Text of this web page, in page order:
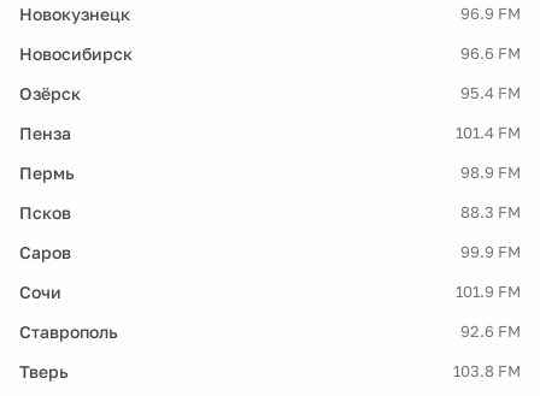
Новокузнецк 96.9 FM
Новосибирск 96.6 FM
Озёрск 95.4 FM
Пенза 101.4 FM
Пермь 98.9 FM
Псков 88.3 FM
Саров 99.9 FM
Сочи 101.9 FM
Ставрополь 92.6 FM
Тверь 103.8 FM